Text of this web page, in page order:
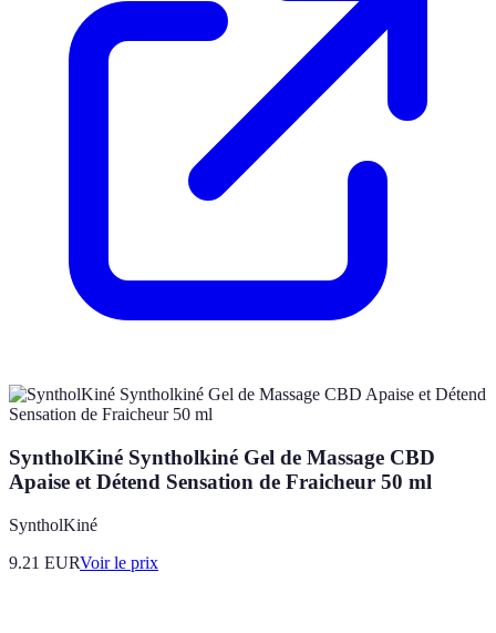
SyntholKiné Syntholkiné Gel de Massage CBD
Apaise et Détend Sensation de Fraicheur 50 ml
SyntholKiné
9.21 EURVoir le prix